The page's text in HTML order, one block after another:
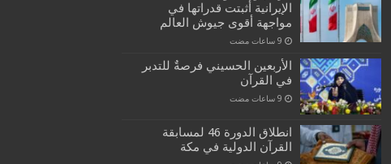
الإيرانية أثبتت قدراتها في
مواجهة أقوى جيوش العالم
الأربعين الحسيني فرصةٌ للتدبر
في القرآن
انطلاق الدورة 46 لمسابقة
القرآن الدولية في مكة